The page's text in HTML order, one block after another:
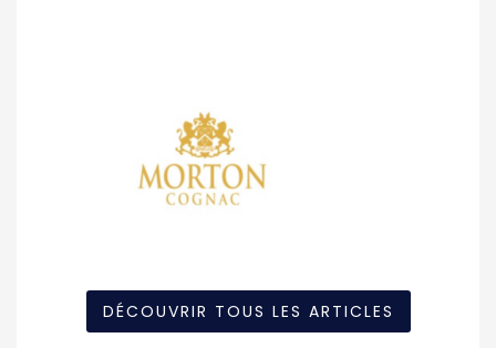
DÉCOUVRIR TOUS LES ARTICLES